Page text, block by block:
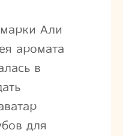
Али
аромата
в
для